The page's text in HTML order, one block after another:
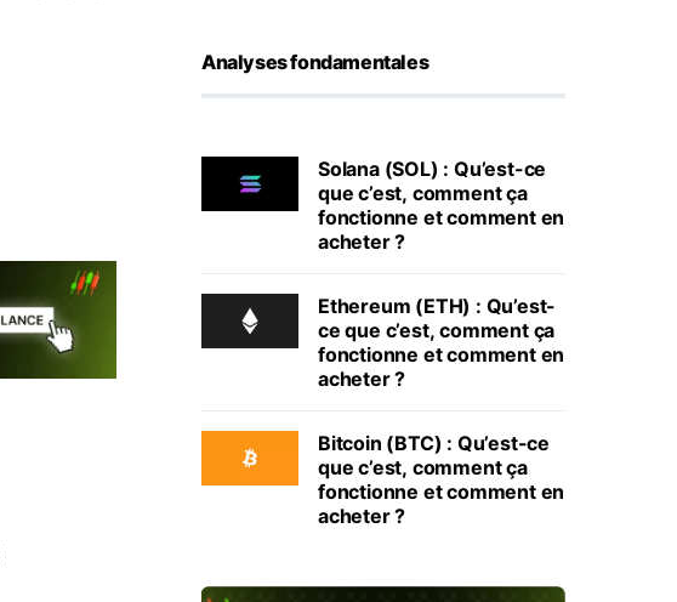
Analyses fondamentales
Solana (SOL) : Qu’est-ce
que c’est, comment ça
fonctionne et comment en
acheter ?
Ethereum (ETH) : Qu’est-
ce que c’est, comment ça
fonctionne et comment en
acheter ?
Bitcoin (BTC) : Qu’est-ce
que c’est, comment ça
fonctionne et comment en
acheter ?